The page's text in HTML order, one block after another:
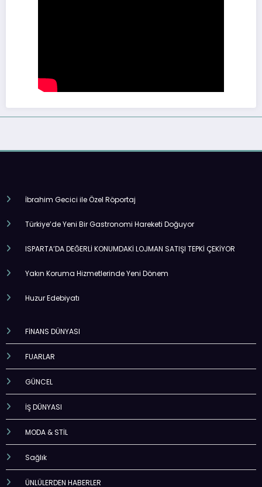
İbrahim Gecici ile Özel Röportaj
Türkiye’de Yeni Bir Gastronomi Hareketi Doğuyor
ISPARTA’DA DEĞERLİ KONUMDAKİ LOJMAN SATIŞI TEPKİ ÇEKİYOR
Yakın Koruma Hizmetlerinde Yeni Dönem
Huzur Edebiyatı
FİNANS DÜNYASI
FUARLAR
GÜNCEL
İŞ DÜNYASI
MODA & STİL
Sağlık
ÜNLÜLERDEN HABERLER